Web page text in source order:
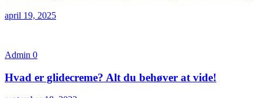
april 19, 2025
Admin 0
Hvad er glidecreme? Alt du behøver at vide!